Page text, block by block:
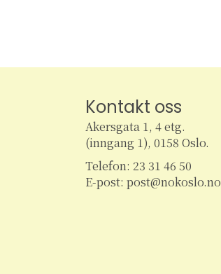
Kontakt oss
Akersgata 1, 4 etg.
(inngang 1), 0158 Oslo.
Telefon: 23 31 46 50
E-post: post@nokoslo.no